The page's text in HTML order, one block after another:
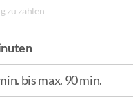
zu zahlen
bis max. 90 min.